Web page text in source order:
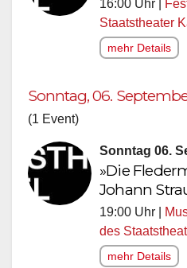
16:00 Uhr |
Staatstheater
mehr Details
Sonntag, 06.
(1 Event)
Sonntag 06.
»Die
Johann
19:00 Uhr |
des
mehr Details